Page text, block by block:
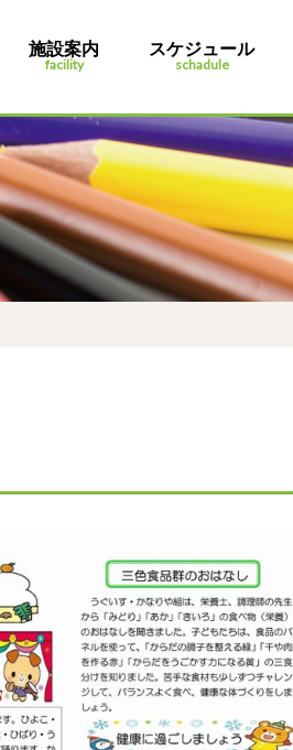
施設案内
facility
スケジュール
schadule